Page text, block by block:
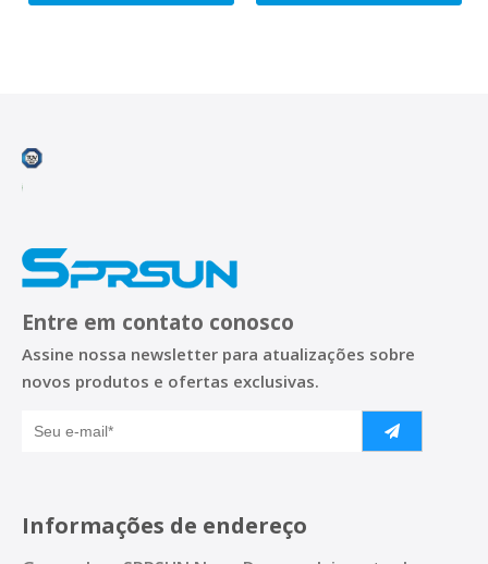
Entre em contato conosco
Assine nossa newsletter para atualizações sobre
novos produtos e ofertas exclusivas.
Informações de endereço